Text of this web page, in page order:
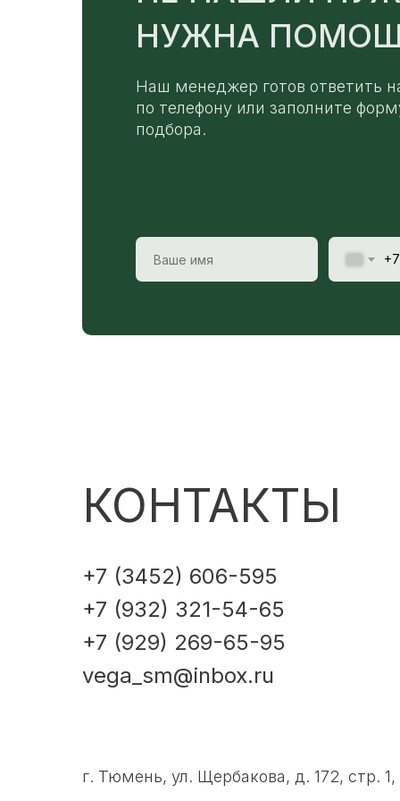
НУЖНА
Наш менеджер готов ответить
по телефону или заполните
подбора.
+7
КОНТАКТЫ
+7 (3452) 606-595
+7 (932) 321-54-65
+7 (929) 269-65-95
vega_sm@inbox.ru
г. Тюмень, ул. Щербакова, д. 172, стр.